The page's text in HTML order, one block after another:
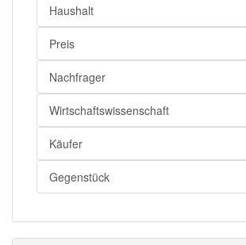
Nachfrage
Nachfrage
Bedarf
Nachfrage openthesaurus
Haushalt
Preis
Nachfrager
Wirtschaftswissenschaft
Käufer
Gegenstück